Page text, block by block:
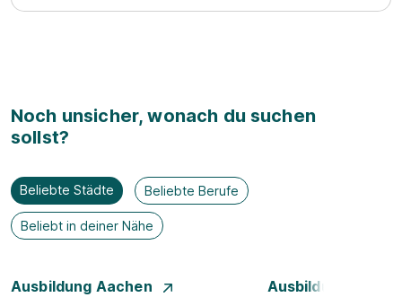
Noch unsicher, wonach du suchen
sollst?
Beliebte Städte Beliebte Berufe
Beliebt in deiner Nähe
Ausbildung Aachen
Ausbildung